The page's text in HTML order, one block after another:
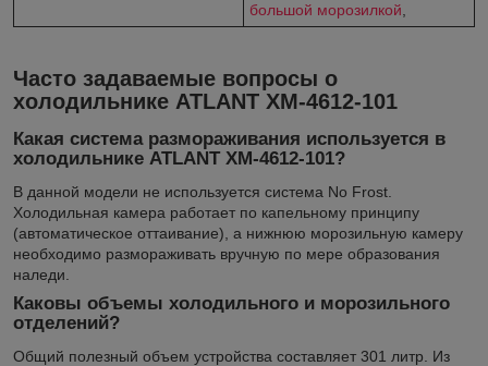
большой морозилкой
Часто задаваемые вопросы о
холодильнике ATLANT ХМ-4612-101
Какая система размораживания используется в
холодильнике ATLANT ХМ-4612-101?
В данной модели не используется система No Frost.
Холодильная камера работает по капельному принципу
(автоматическое оттаивание), а нижнюю морозильную камеру
необходимо размораживать вручную по мере образования
наледи.
Каковы объемы холодильного и морозильного
отделений?
Общий полезный объем устройства составляет 301 литр. Из